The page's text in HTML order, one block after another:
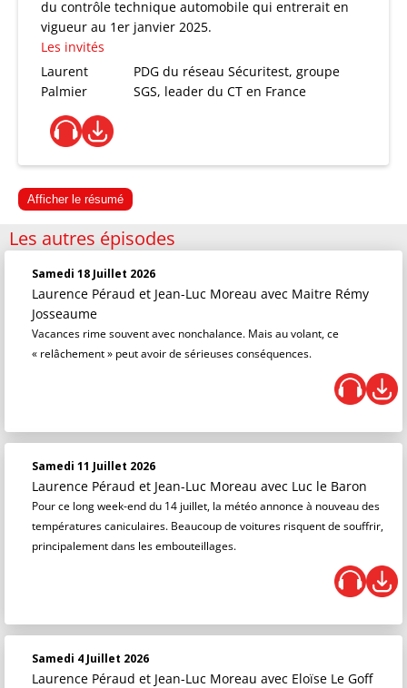
du contrôle technique automobile qui entrerait en
vigueur au 1er janvier 2025.
Les invités
Laurent
Palmier
PDG du réseau Sécuritest, groupe
SGS, leader du CT en France
Afficher le résumé
Les autres épisodes
Samedi 18 Juillet 2026
Laurence Péraud et Jean-Luc Moreau avec Maitre Rémy
Josseaume
Vacances rime souvent avec nonchalance. Mais au volant, ce
« relâchement » peut avoir de sérieuses conséquences.
Samedi 11 Juillet 2026
Laurence Péraud et Jean-Luc Moreau avec Luc le Baron
Pour ce long week-end du 14 juillet, la météo annonce à nouveau des
températures caniculaires. Beaucoup de voitures risquent de souffrir,
principalement dans les embouteillages.
Samedi 4 Juillet 2026
Laurence Péraud et Jean-Luc Moreau avec Eloïse Le Goff